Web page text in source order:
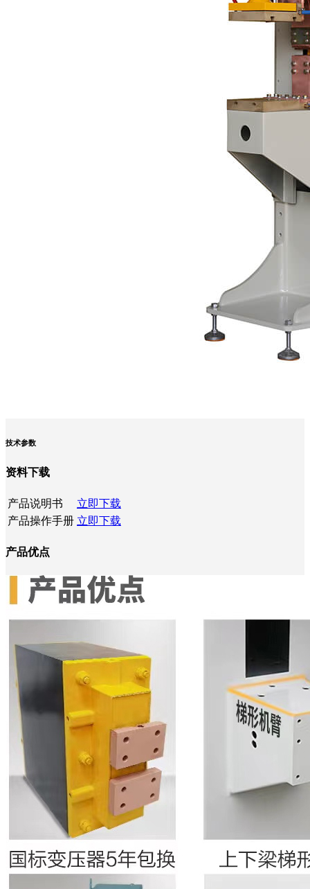
技术参数
资料下载
产品说明书
立即下载
产品操作手册 立即下载
产品优点